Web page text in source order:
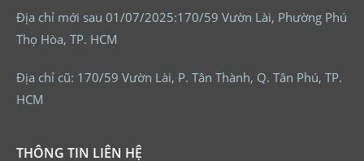
Địa chỉ mới sau 01/07/2025:170/59 Vườn Lài, Phường Phú
Thọ Hòa, TP. HCM
Địa chỉ cũ: 170/59 Vườn Lài, P. Tân Thành, Q. Tân Phú, TP.
HCM
THÔNG TIN LIÊN HỆ